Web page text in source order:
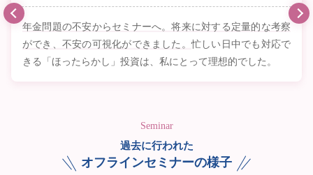
年金問題の不安からセミナーへ。将来に対する定量的な考察
ができ、不安の可視化ができました。忙しい日中でも対応で
きる「ほったらかし」投資は、私にとって理想的でした。
Seminar
過去に行われた
オフラインセミナーの様子